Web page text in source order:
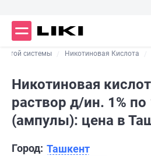
системы Никотиновая Кислота
Никотиновая
раствор д/ин. 1%
(ампулы): цена в
Город: Ташкент